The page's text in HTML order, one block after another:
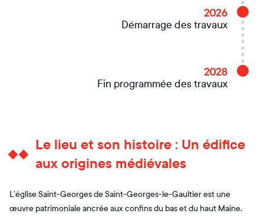
2026
Démarrage des travaux
2028
Fin programmée des travaux
Le lieu et son histoire : Un édifice
aux origines médiévales
L’église Saint-Georges de Saint-Georges-le-Gaultier est une
œuvre patrimoniale ancrée aux confins du bas et du haut Maine.